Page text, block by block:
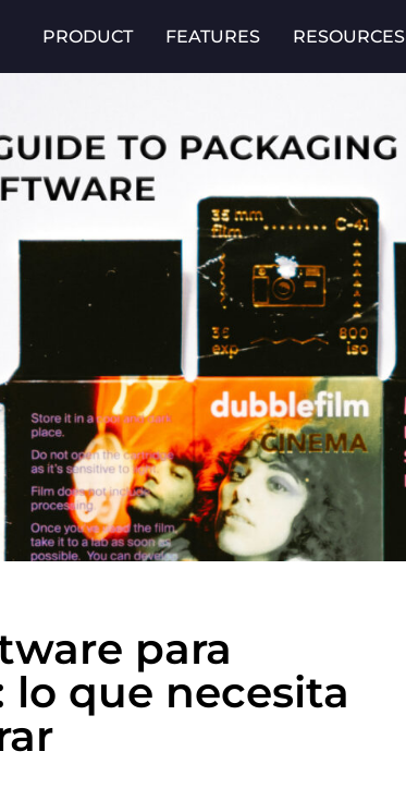
PRODUCT FEATURES RESOURCES
para
que necesita